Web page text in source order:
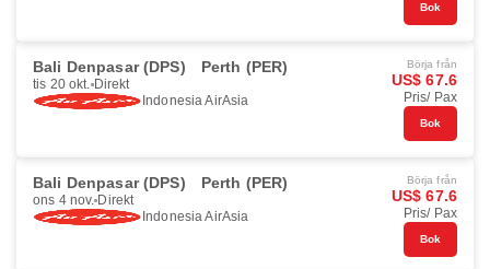
Bok
Bali Denpasar (DPS) Perth (PER)
tis 20 okt. Direkt
Indonesia AirAsia
Börja från
US$ 67.6
Pris/ Pax
Bok
Bali Denpasar (DPS) Perth (PER)
ons 4 nov. Direkt
Indonesia AirAsia
Börja från
US$ 67.6
Pris/ Pax
Bok